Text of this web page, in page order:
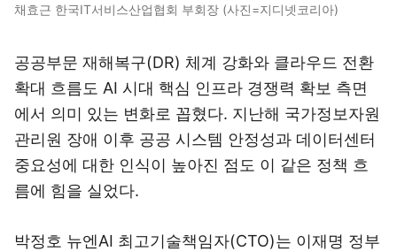
채효근 한국IT서비스산업협회 부회장 (사진=지디넷코리아)
공공부문 재해복구(DR) 체계 강화와 클라우드 전환
확대 흐름도 AI 시대 핵심 인프라 경쟁력 확보 측면
에서 의미 있는 변화로 꼽혔다. 지난해 국가정보자원
관리원 장애 이후 공공 시스템 안정성과 데이터센터
중요성에 대한 인식이 높아진 점도 이 같은 정책 흐
름에 힘을 실었다.
박정호 뉴엔AI 최고기술책임자(CTO)는 이재명 정부